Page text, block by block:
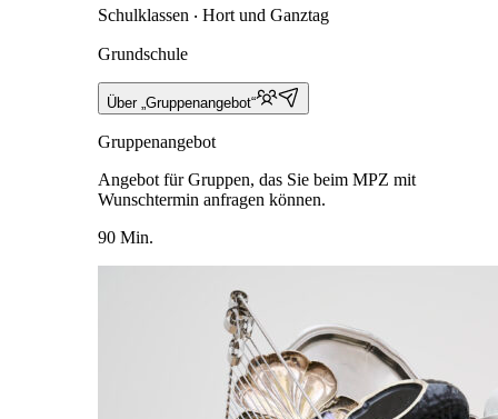
Schulklassen ‧ Hort und Ganztag
Grundschule
Über „Gruppenangebot“
Gruppenangebot
Angebot für Gruppen, das Sie beim MPZ mit
Wunschtermin anfragen können.
90 Min.